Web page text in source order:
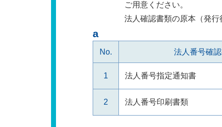
ご用意ください。
法人確認書類の原本（発
No. 法人番号確
1 法人番号指定通知書
2 法人番号印刷書類